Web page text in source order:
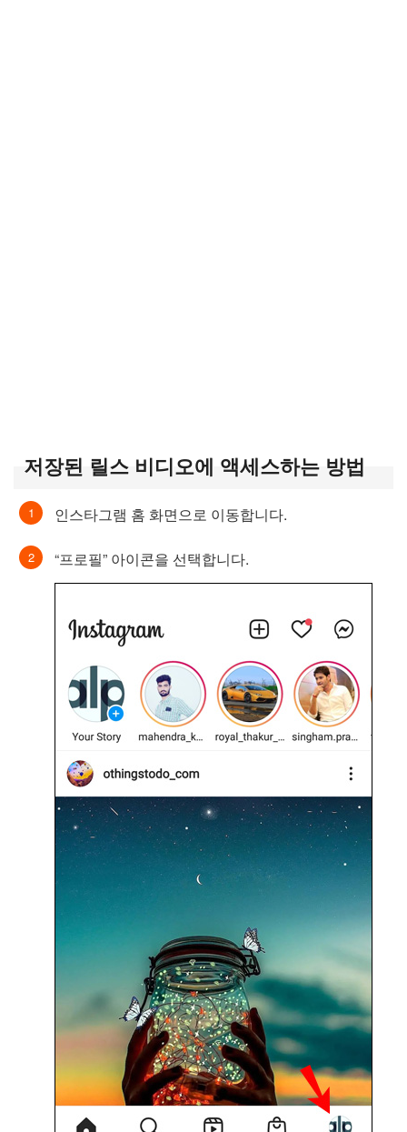
저장된 릴스 비디오에 액세스하는 방법
인스타그램 홈 화면으로 이동합니다.
“프로필” 아이콘을 선택합니다.